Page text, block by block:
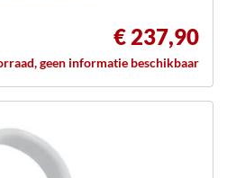
€ 237,90
geen informatie beschikbaar